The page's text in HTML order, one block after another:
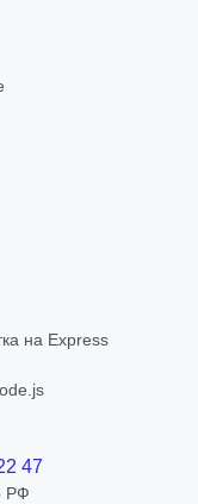
на Express
47
РФ